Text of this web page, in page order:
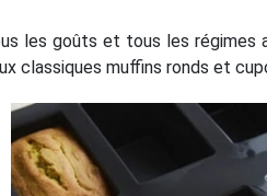
les goûts et tous les régimes
classiques muffins ronds et